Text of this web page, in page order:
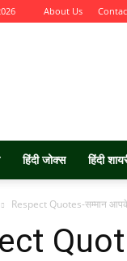
About Us
हिंदी जोक्स हिंदी
Respect Quotes-सम्मान आपके